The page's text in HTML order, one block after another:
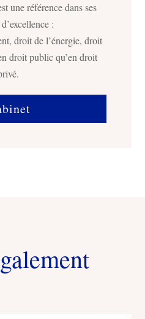
une référence dans ses
:
droit de l’énergie, droit
droit public qu’en droit